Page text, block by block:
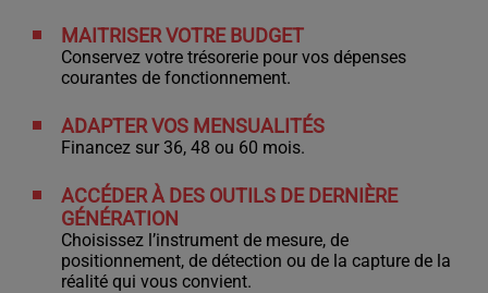
MAITRISER VOTRE BUDGET
Conservez votre trésorerie pour vos dépenses
courantes de fonctionnement.
ADAPTER VOS MENSUALITÉS
Financez sur 36, 48 ou 60 mois.
ACCÉDER À DES OUTILS DE DERNIÈRE
GÉNÉRATION
Choisissez l’instrument de mesure, de
positionnement, de détection ou de la capture de la
réalité qui vous convient.